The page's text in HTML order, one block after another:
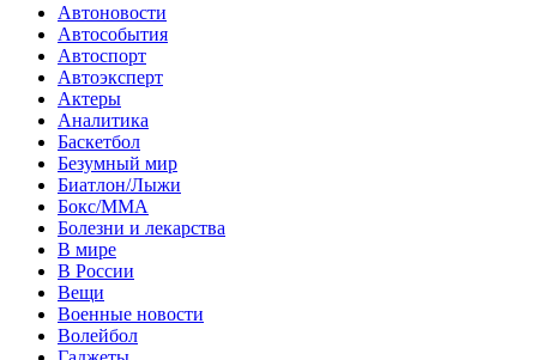
Автоновости
Автособытия
Автоспорт
Автоэксперт
Актеры
Аналитика
Баскетбол
Безумный мир
Биатлон/Лыжи
Бокс/MMA
Болезни и лекарства
В мире
В России
Вещи
Военные новости
Волейбол